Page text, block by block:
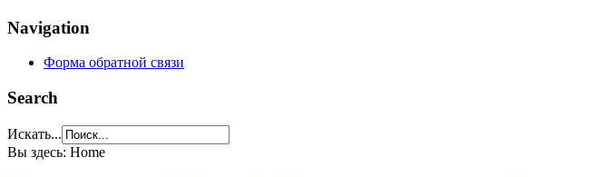
Navigation
Форма обратной связи
Search
Искать...
Вы здесь: Home